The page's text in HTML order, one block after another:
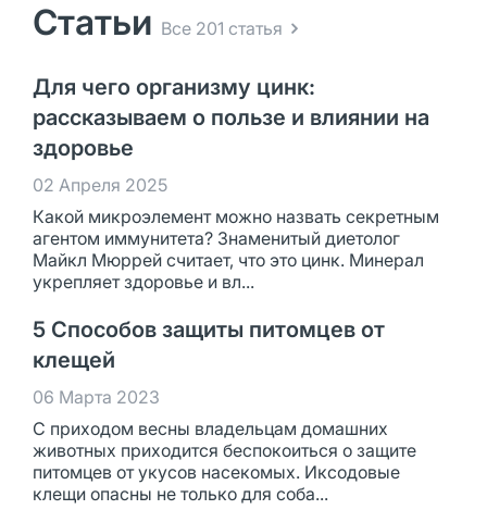
Статьи Все 201 статья
Для чего организму цинк:
рассказываем о пользе и влиянии на
здоровье
02 Апреля 2025
Какой микроэлемент можно назвать секретным
агентом иммунитета? Знаменитый диетолог
Майкл Мюррей считает, что это цинк. Минерал
укрепляет здоровье и вл...
5 Способов защиты питомцев от
клещей
06 Марта 2023
С приходом весны владельцам домашних
животных приходится беспокоиться о защите
питомцев от укусов насекомых. Иксодовые
клещи опасны не только для соба...